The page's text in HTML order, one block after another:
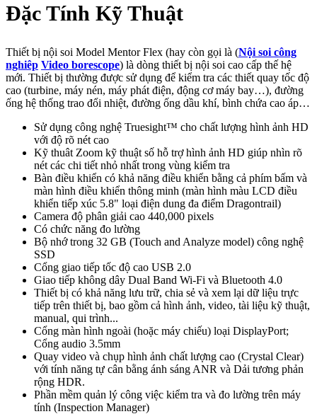
Đặc Tính Kỹ Thuật
Thiết bị nội soi Model Mentor Flex (hay còn gọi là (Nội soi công
nghiêp Video borescope) là dòng thiết bị nội soi cao cấp thế hệ
mới. Thiết bị thường được sử dụng để kiểm tra các thiết quay tốc độ
cao (turbine, máy nén, máy phát điện, động cơ máy bay…), đường
ống hệ thống trao đổi nhiệt, đường ống dầu khí, bình chứa cao áp…
Sử dụng công nghệ Truesight™ cho chất lượng hình ảnh HD
với độ rõ nét cao
Kỹ thuât Zoom kỹ thuật số hỗ trợ hình ảnh HD giúp nhìn rõ
nét các chi tiết nhỏ nhất trong vùng kiểm tra
Bàn điều khiển có khả năng điều khiển bằng cả phím bấm và
màn hình điều khiển thông minh (màn hình màu LCD điều
khiển tiếp xúc 5.8" loại điện dung đa điểm Dragontrail)
Camera độ phân giải cao 440,000 pixels
Có chức năng đo lường
Bộ nhớ trong 32 GB (Touch and Analyze model) công nghệ
SSD
Cổng giao tiếp tốc độ cao USB 2.0
Giao tiếp không dây Dual Band Wi-Fi và Bluetooth 4.0
Thiết bị có khả năng lưu trữ, chia sẻ và xem lại dữ liệu trực
tiếp trên thiết bị, bao gồm cả hình ảnh, video, tài liệu kỹ thuật,
manual, qui trình...
Cổng màn hình ngoài (hoặc máy chiếu) loại DisplayPort;
Cổng audio 3.5mm
Quay video và chụp hình ảnh chất lượng cao (Crystal Clear)
với tính năng tự cân bằng ánh sáng ANR và Dải tương phản
rộng HDR.
Phần mềm quản lý công việc kiểm tra và đo lường trên máy
tính (Inspection Manager)